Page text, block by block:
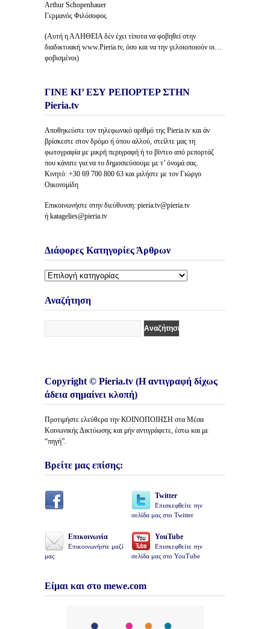
Arthur Schopenhauer
Γερμανός Φιλόσοφος
(Αυτή η ΑΛΗΘΕΙΑ δέν έχει τίποτα να φοβηθεί στην
διαδικτυακή www.Pieria.tv, όσο και να την γελοιοποιούν οι…
φοβισμένοι)
ΓΙΝΕ ΚΙ’ ΕΣΥ ΡΕΠΟΡΤΕΡ ΣΤΗΝ
Pieria.tv
Αποθηκεύστε τον τηλεφωνικό αριθμό της Pieria.tv και άν
βρίσκεστε στον δρόμο ή όπου αλλού, στείλτε μας τη
φωτογραφία με μικρή περιγραφή ή το βίντεο από ρεπορτάζ
που κάνατε για να το δημοσιεύσουμε με τ’ όνομά σας.
Κινητό: +30 69 700 800 63 και μιλήστε με τον Γιώργο
Οικονομίδη
Επικοινωνήστε στην διεύθυνση: pieria.tv@pieria.tv
ή katagelies@pieria.tv
Διάφορες Κατηγορίες Άρθρων
Διάφορες
Άρθρων
Αναζήτηση
Copyright © Pieria.tv (Η αντιγραφή δίχως
άδεια σημαίνει κλοπή)
Προτιμήστε ελεύθερα την ΚΟΙΝΟΠΟΙΗΣΗ στα Μέσα
Κοινωνικής Δικτύωσης και μήν αντιγράφετε, έστω και με
“πηγή”.
Βρείτε μας επίσης:
Twitter
Επισκεφθείτε την
σελίδα μας στο Twitter
Επικοινωνία
Επικοινωνήστε μαζί
μας
YouTube
Επισκεφθείτε την
σελίδα μας στο YouTube
Είμαι και στο mewe.com